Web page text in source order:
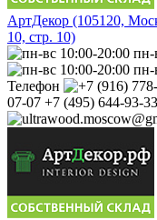
АртДекор (105120,
10, стр. 10)
пн-
пн-
Телефон
07-07 +7 (495) 644-93-33